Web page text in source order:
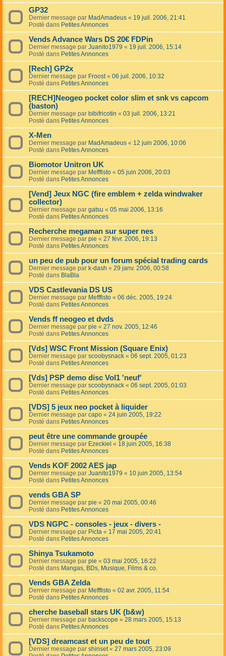
GP32
Dernier message par MadAmadeus « 19 juil. 2006, 21:41
Posté dans Petites Annonces
Vends Advance Wars DS 20€ FDPin
Dernier message par Juanito1979 « 19 juil. 2006, 15:14
Posté dans Petites Annonces
[Rech] GP2x
Dernier message par Froost« 06 juil. 2006, 10:32
Posté dans Petites Annonces
[RECH]Neogeo pocket color slim et snk vs capcom
(baston)
Dernier message par bibifricotin « 03 juil. 2006, 13:21
Posté dans Petites Annonces
X-Men
Dernier message par MadAmadeus « 12 juin 2006, 10:06
Posté dans Petites Annonces
Biomotor Unitron UK
Dernier message par Mefffisto « 05 juin 2006, 20:03
Posté dans Petites Annonces
[Vend] Jeux NGC (fire emblem + zelda windwaker
collector)
Dernier message par gatsu « 05 mai 2006, 13:16
Posté dans Petites Annonces
Recherche megaman sur super nes
Dernier message par pie « 27 févr. 2006, 19:13
Posté dans Petites Annonces
un peu de pub pour un forum spécial trading cards
Dernier message par k-dash « 29 janv. 2006, 00:58
Posté dans BlaBla
VDS Castlevania DS US
Dernier message par Mefffisto « 06 déc. 2005, 19:24
Posté dans Petites Annonces
Vends ff neogeo et dvds
Dernier message par pie « 27 nov. 2005, 12:46
Posté dans Petites Annonces
[Vds] WSC Front Mission (Square Enix)
Dernier message par scoobysnack « 06 sept. 2005, 01:23
Posté dans Petites Annonces
[Vds] PSP demo disc Vol1 'neuf'
Dernier message par scoobysnack « 06 sept. 2005, 01:03
Posté dans Petites Annonces
[VDS] 5 jeux neo pocket à liquider
Dernier message par capo « 24 juin 2005, 19:22
Posté dans Petites Annonces
peut être une commande groupée
Dernier message par Ezeckiel « 18 juin 2005, 16:38
Posté dans Petites Annonces
Vends KOF 2002 AES jap
Dernier message par Juanito1979 « 10 juin 2005, 13:54
Posté dans Petites Annonces
vends GBA SP
Dernier message par pie « 20 mai 2005, 00:46
Posté dans Petites Annonces
VDS NGPC - consoles - jeux - divers -
Dernier message par Picta « 17 mai 2005, 20:41
Posté dans Petites Annonces
Shinya Tsukamoto
Dernier message par pie « 03 mai 2005, 16:22
Posté dans Mangas, BDs, Musique, Films & co.
Vends GBA Zelda
Dernier message par Mefffisto « 02 avr. 2005, 11:54
Posté dans Petites Annonces
cherche baseball stars UK (b&w)
Dernier message par backscope « 28 mars 2005, 15:13
Posté dans Petites Annonces
[VDS] dreamcast et un peu de tout
Dernier message par shinset« 27 mars 2005, 23:09